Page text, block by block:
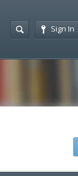
Sign In